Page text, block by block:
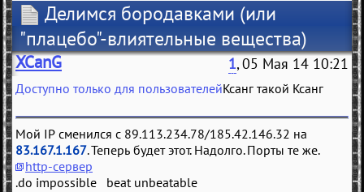
Делимся бородавками (или
"плацебо"-влиятельные вещества)
XCanG 1, 05 Мая 14 10:21
Доступно только для пользователей
Мой IP сменился с 89.113.234.78/185.42.146.32 на
83.167.1.167. Теперь будет этот. Надолго. Порты те же.
http-сервер
.do impossible beat unbeatable